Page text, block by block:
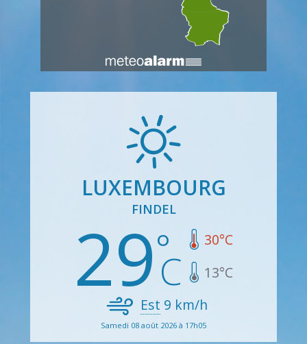
LUXEMBOURG
FINDEL
29 30°C
13°C
Est 9 km/h
Samedi 08 août 2026 à 17h05